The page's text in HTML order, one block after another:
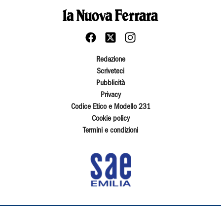
Redazione
Scriveteci
Pubblicità
Privacy
Codice Etico e Modello 231
Cookie policy
Termini e condizioni